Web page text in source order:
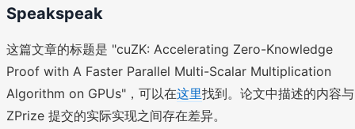
d
-
1
2
^j
ei
1
=
m
_
{i
,j
/
2
8
\
rc
\
r
c
Speakspeak
这篇文章的标题是 "cuZK: Accelerating Zero-Knowledge
Proof with A Faster Parallel Multi-Scalar Multiplication
Algorithm on GPUs"，可以在这里找到。论文中描述的内容与
ZPrize 提交的实际实现之间存在差异。